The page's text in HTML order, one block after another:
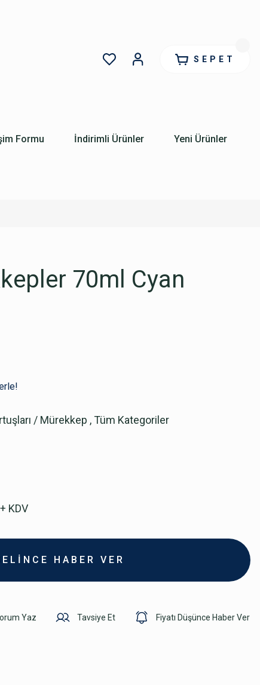
SEPET
Formu İndirimli Ürünler Yeni Ürünler
70ml Cyan
/ Mürekkep ,Tüm Kategoriler
KDV
HABER VER
Yaz Tavsiye Et Fiyatı Düşünce Haber Ver